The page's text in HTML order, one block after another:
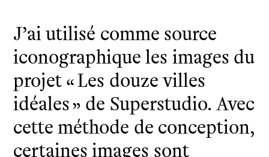
J’ai utilisé comme source
iconographique les images du
projet « Les douze villes
idéales » de Superstudio. Avec
cette méthode de conception,
certaines images sont